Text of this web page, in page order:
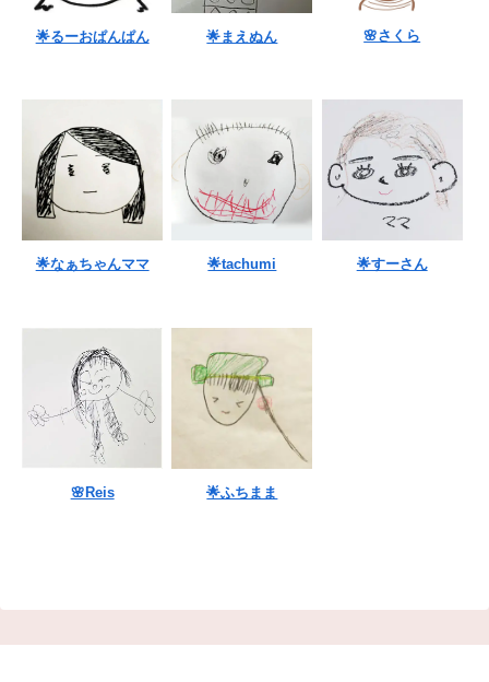
🌟るーおぱんぱん 🌟まえぬん 🌸さくら
🌟なぁちゃんママ 🌟tachumi 🌟すーさん
🌸Reis 🌟ふちまま